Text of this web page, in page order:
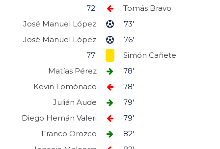
Tomás Bravo
72'
José Manuel López
73'
José Manuel López
76'
Simón Cañete
77'
Matías Pérez
78'
Kevin Lomónaco
78'
Julián Aude
79'
Diego Hernán Valeri
79'
Franco Orozco
82'